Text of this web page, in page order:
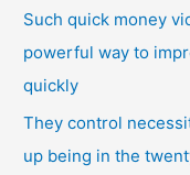
Such quick money
powerful way to
quickly
They control
up being in the